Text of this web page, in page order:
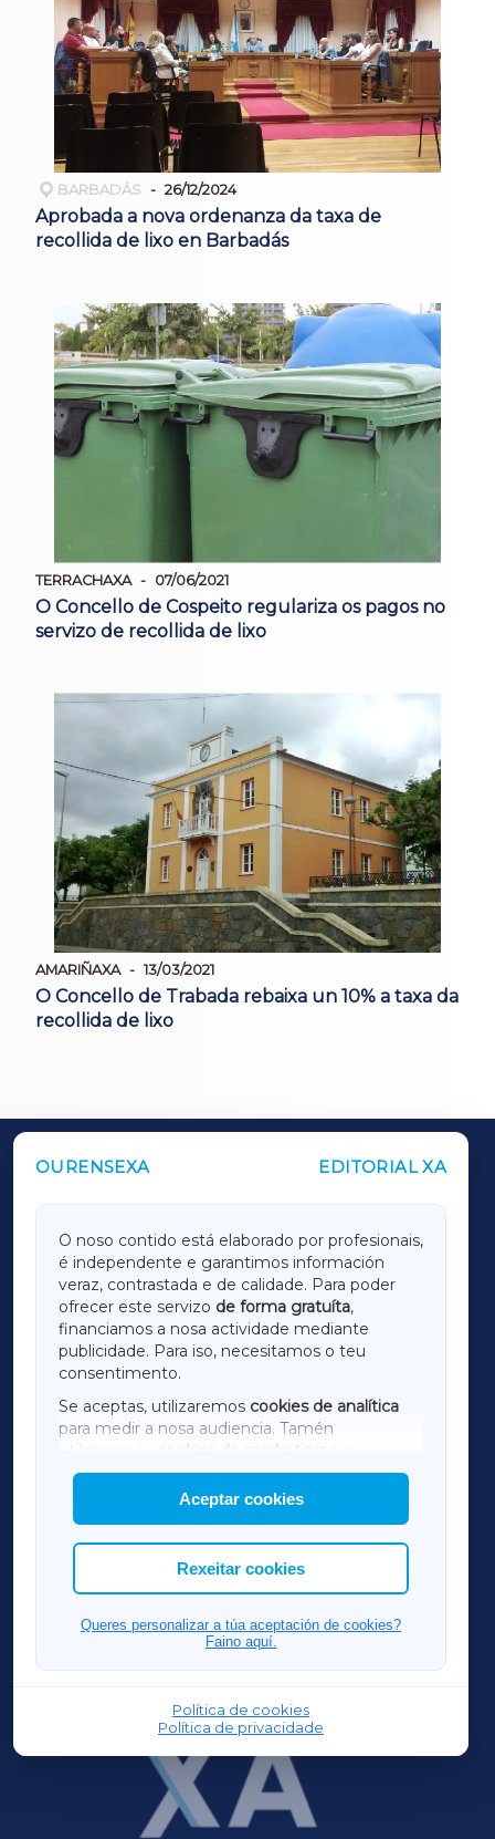
BARBADÁS 26/12/2024
Aprobada a nova ordenanza da taxa de
recollida de lixo en Barbadás
TERRACHAXA 07/06/2021
O Concello de Cospeito regulariza os pagos no
servizo de recollida de lixo
AMARIÑAXA 13/03/2021
O Concello de Trabada rebaixa un 10% a taxa da
recollida de lixo
OURENSEXA EDITORIAL XA
O noso contido está elaborado por profesionais,
é independente e garantimos información
veraz, contrastada e de calidade. Para poder
ofrecer este servizo de forma gratuíta,
financiamos a nosa actividade mediante
publicidade. Para iso, necesitamos o teu
consentimento.
Se aceptas, utilizaremos cookies de analítica
para medir a nosa audiencia. Tamén
utilizaremos
cookies de marketing
mostrar publicidade de terceiros.
Así mesmo, podes personalizar a elección das
cookies que desexas permitir.
Aceptar cookies
Rexeitar cookies
Queres personalizar a túa aceptación de cookies?
Faino aquí.
Política de cookies
Política de privacidade
OUTROS PERIÓDICOS
LUGOXA
TERRACHAXA
AMARIÑAXA
RIBEIRASACRAXA
ACORUÑAXA
FERROLXA
OURENSEXA